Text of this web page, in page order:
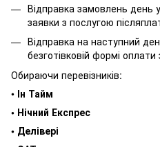
Відправка замовлень день
заявки з послугою
Відправка на наступний
безготівковій формі
Обираючи перевізників:
• Ін Тайм
• Нічний Експрес
• Делівері